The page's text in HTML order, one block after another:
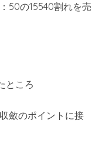
50の15540割れを売
ところ
斂のポイントに接